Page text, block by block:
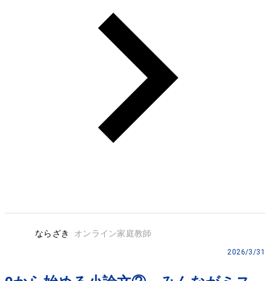
ならざき オンライン家庭教師
2026/3/31